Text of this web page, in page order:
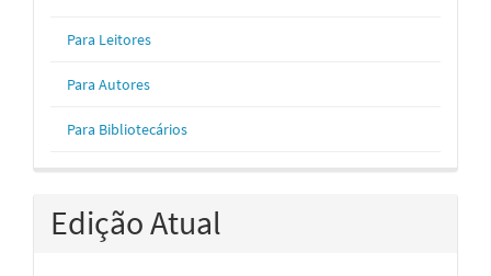
Para Leitores
Para Autores
Para Bibliotecários
Edição Atual